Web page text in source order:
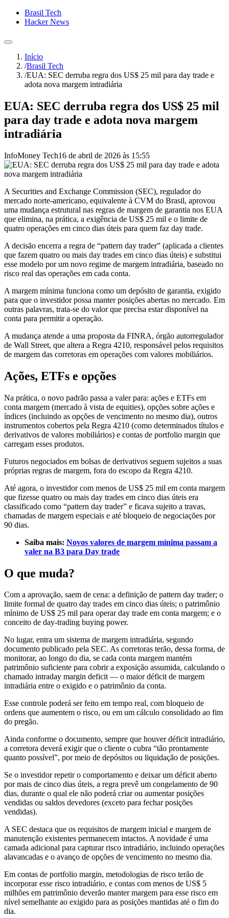
Brasil Tech
Hacker News
Início
/Brasil Tech
/EUA: SEC derruba regra dos US$ 25 mil para day trade e
adota nova margem intradiária
EUA: SEC derruba regra dos US$ 25 mil
para day trade e adota nova margem
intradiária
InfoMoney Tech16 de abril de 2026 às 15:55
A Securities and Exchange Commission (SEC), regulador do
mercado norte-americano, equivalente à CVM do Brasil, aprovou
uma mudança estrutural nas regras de margem de garantia nos EUA
que elimina, na prática, a exigência de US$ 25 mil e o limite de
quatro operações em cinco dias úteis para quem faz day trade.
A decisão encerra a regra de “pattern day trader” (aplicada a clientes
que fazem quatro ou mais day trades em cinco dias úteis) e substitui
esse modelo por um novo regime de margem intradiária, baseado no
risco real das operações em cada conta.
A margem mínima funciona como um depósito de garantia, exigido
para que o investidor possa manter posições abertas no mercado. Em
outras palavras, trata-se do valor que precisa estar disponível na
conta para permitir a operação.
A mudança atende a uma proposta da FINRA, órgão autorregulador
de Wall Street, que altera a Regra 4210, responsável pelos requisitos
de margem das corretoras em operações com valores mobiliários.
Ações, ETFs e opções
Na prática, o novo padrão passa a valer para: ações e ETFs em
conta margem (mercado à vista de equities), opções sobre ações e
índices (incluindo as opções de vencimento no mesmo dia), outros
instrumentos cobertos pela Regra 4210 (como determinados títulos e
derivativos de valores mobiliários) e contas de portfolio margin que
carregam esses produtos.
Futuros negociados em bolsas de derivativos seguem sujeitos a suas
próprias regras de margem, fora do escopo da Regra 4210.
Até agora, o investidor com menos de US$ 25 mil em conta margem
que fizesse quatro ou mais day trades em cinco dias úteis era
classificado como “pattern day trader” e ficava sujeito a travas,
chamadas de margem especiais e até bloqueio de negociações por
90 dias.
Saiba mais: Novos valores de margem mínima passam a
valer na B3 para Day trade
O que muda?
Com a aprovação, saem de cena: a definição de pattern day trader; o
limite formal de quatro day trades em cinco dias úteis; o patrimônio
mínimo de US$ 25 mil para operar day trade em conta margem; e o
conceito de day‑trading buying power.
No lugar, entra um sistema de margem intradiária, segundo
documento publicado pela SEC. As corretoras terão, dessa forma, de
monitorar, ao longo do dia, se cada conta margem mantém
patrimônio suficiente para cobrir a exposição assumida, calculando o
chamado intraday margin deficit — o maior déficit de margem
intradiária entre o exigido e o patrimônio da conta.
Esse controle poderá ser feito em tempo real, com bloqueio de
ordens que aumentem o risco, ou em um cálculo consolidado ao fim
do pregão.
Ainda conforme o documento, sempre que houver déficit intradiário,
a corretora deverá exigir que o cliente o cubra “tão prontamente
quanto possível”, por meio de depósitos ou liquidação de posições.
Se o investidor repetir o comportamento e deixar um déficit aberto
por mais de cinco dias úteis, a regra prevê um congelamento de 90
dias, durante o qual ele não poderá criar ou aumentar posições
vendidas ou saldos devedores (exceto para fechar posições
vendidas).
A SEC destaca que os requisitos de margem inicial e margem de
manutenção existentes permanecem intactos. A novidade é uma
camada adicional para capturar risco intradiário, incluindo operações
alavancadas e o avanço de opções de vencimento no mesmo dia.
Em contas de portfolio margin, metodologias de risco terão de
incorporar esse risco intradiário, e contas com menos de US$ 5
milhões em patrimônio deverão manter margem para esse risco em
nível semelhante ao exigido para as posições mantidas até o fim do
dia.